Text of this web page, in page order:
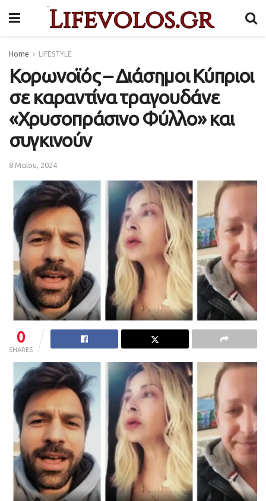
Home LIFESTYLE
Κορωνοϊός – Διάσημοι Κύπριοι
σε καραντίνα τραγουδάνε
«Χρυσοπράσινο Φύλλο» και
συγκινούν
8 Μαΐου, 2024
0
SHARES